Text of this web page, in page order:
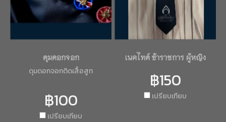
ดุมดอกจอก
ดุมดอกจอกติดเสื้อสูท
฿100
เปรียบเทียบ
เนคไทด์ ข้าราชการ ผู้หญิง
฿150
เปรียบเทียบ